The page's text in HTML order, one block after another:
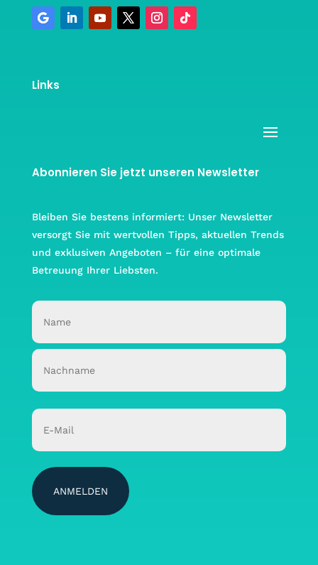
Links
Abonnieren Sie jetzt unseren Newsletter
Bleiben Sie bestens informiert: Unser Newsletter
versorgt Sie mit wertvollen Tipps, aktuellen Trends
und exklusiven Angeboten – für eine optimale
Betreuung Ihrer Liebsten.
Name
(erforderlich)
Vorname
Email
(erforderlich)